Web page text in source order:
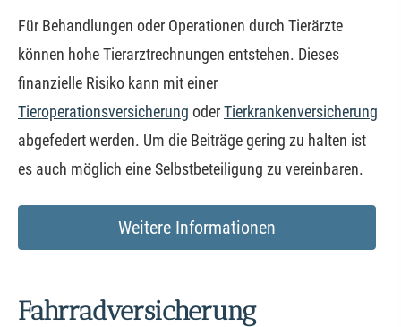
Für Behandlungen oder Operationen durch Tierärzte
können hohe Tierarztrechnungen entstehen. Dieses
finanzielle Risiko kann mit einer
Tieroperationsversicherung oderTierkrankenversicherung
abgefedert werden. Um die Beiträge gering zu halten ist
es auch möglich eine Selbstbeteiligung zu vereinbaren.
Weitere Informationen
Fahrradversicherung